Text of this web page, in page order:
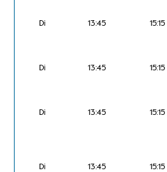
Di 13:45 15:15
Di 13:45 15:15
Di 13:45 15:15
Di 13:45 15:15